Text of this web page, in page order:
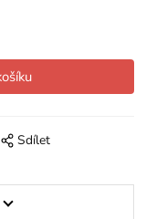
Sdílet